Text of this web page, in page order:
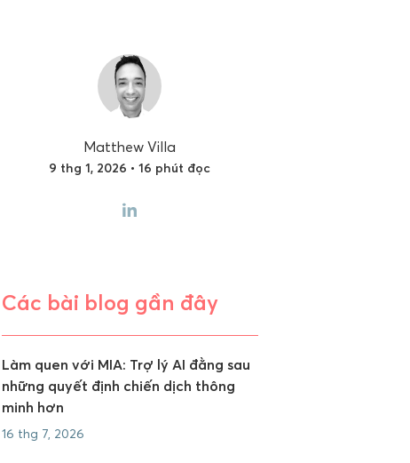
Matthew Villa
9 thg 1, 2026 • 16 phút đọc
Các bài blog gần đây
Làm quen với MIA: Trợ lý AI đằng sau
những quyết định chiến dịch thông
minh hơn
16 thg 7, 2026